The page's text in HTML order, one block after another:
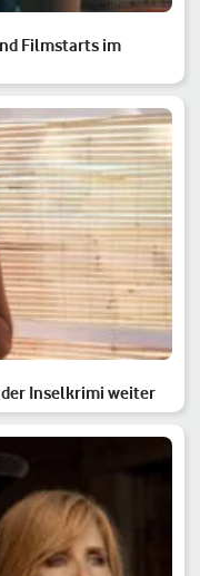
Filmstarts im
der Inselkrimi weiter